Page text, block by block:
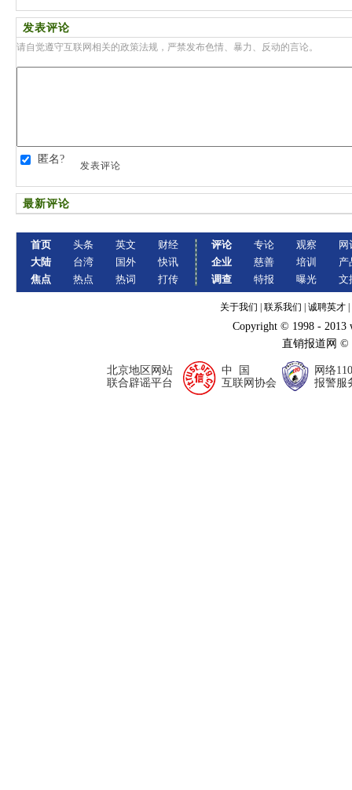
发表评论
请自觉遵守互联网相关的政策法规，严禁发布色情、暴力、反动的言论。
匿名?
发表评论
最新评论
首页
大陆
焦点
头条
台湾
热点
英文
国外
热词
财经
快讯
打传
评论
企业
调查
专论
慈善
特报
观察
培训
曝光
网
产
文
关于我们 联系我们 诚聘英才
Copyright © 1998 - 2013
直销报道网
北京地区网站
联合辟谣平台
中 国
互联网协会
网络110
报警服